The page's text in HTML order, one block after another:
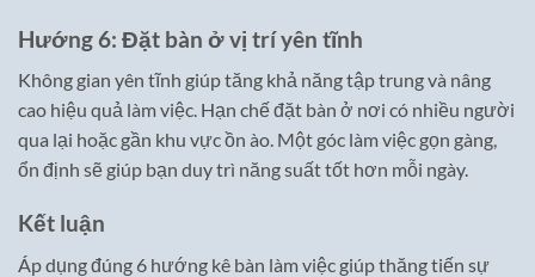
Hướng 6: Đặt bàn ở vị trí yên tĩnh
Không gian yên tĩnh giúp tăng khả năng tập trung và nâng
cao hiệu quả làm việc. Hạn chế đặt bàn ở nơi có nhiều người
qua lại hoặc gần khu vực ồn ào. Một góc làm việc gọn gàng,
ổn định sẽ giúp bạn duy trì năng suất tốt hơn mỗi ngày.
Kết luận
Áp dụng đúng 6 hướng kê bàn làm việc giúp thăng tiến sự